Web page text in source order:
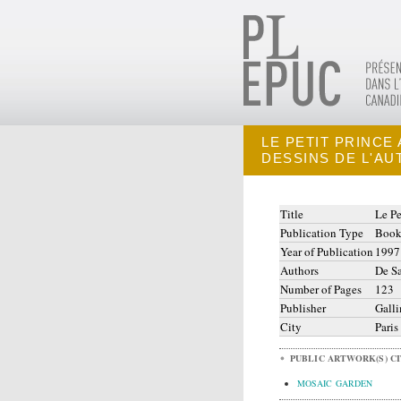
LE PETIT PRINCE
DESSINS DE
Title
Le
Publication Type
Book
Year of Publication 1997
Authors
De
Number of Pages
123
Publisher
City
Paris
PUBLIC ARTWORK(S)
MOSAIC GARDEN